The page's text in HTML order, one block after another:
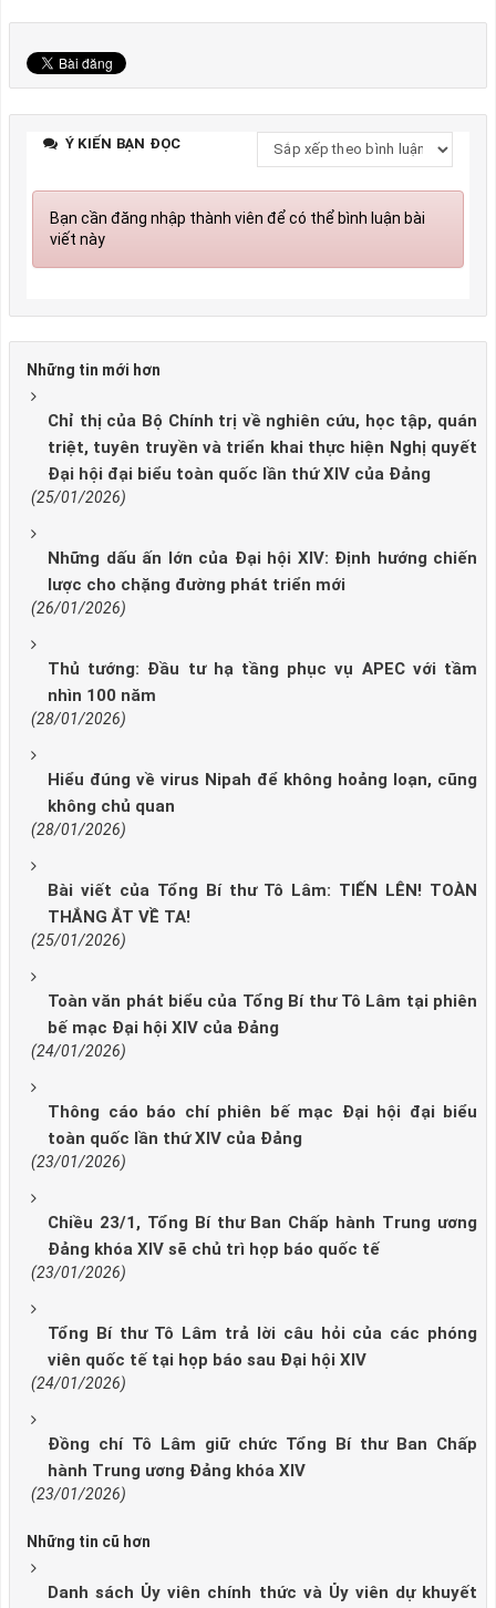
Ý KIẾN BẠN ĐỌC
Bạn cần đăng nhập thành viên để có thể bình luận bài
viết này
Những tin mới hơn
Chỉ thị của Bộ Chính trị về nghiên cứu, học tập, quán
triệt, tuyên truyền và triển khai thực hiện Nghị quyết
Đại hội đại biểu toàn quốc lần thứ XIV của Đảng
(25/01/2026)
Những dấu ấn lớn của Đại hội XIV: Định hướng chiến
lược cho chặng đường phát triển mới
(26/01/2026)
Thủ tướng: Đầu tư hạ tầng phục vụ APEC với tầm
nhìn 100 năm
(28/01/2026)
Hiểu đúng về virus Nipah để không hoảng loạn, cũng
không chủ quan
(28/01/2026)
Bài viết của Tổng Bí thư Tô Lâm: TIẾN LÊN! TOÀN
THẮNG ẮT VỀ TA!
(25/01/2026)
Toàn văn phát biểu của Tổng Bí thư Tô Lâm tại phiên
bế mạc Đại hội XIV của Đảng
(24/01/2026)
Thông cáo báo chí phiên bế mạc Đại hội đại biểu
toàn quốc lần thứ XIV của Đảng
(23/01/2026)
Chiều 23/1, Tổng Bí thư Ban Chấp hành Trung ương
Đảng khóa XIV sẽ chủ trì họp báo quốc tế
(23/01/2026)
Tổng Bí thư Tô Lâm trả lời câu hỏi của các phóng
viên quốc tế tại họp báo sau Đại hội XIV
(24/01/2026)
Đồng chí Tô Lâm giữ chức Tổng Bí thư Ban Chấp
hành Trung ương Đảng khóa XIV
(23/01/2026)
Những tin cũ hơn
Danh sách Ủy viên chính thức và Ủy viên dự khuyết